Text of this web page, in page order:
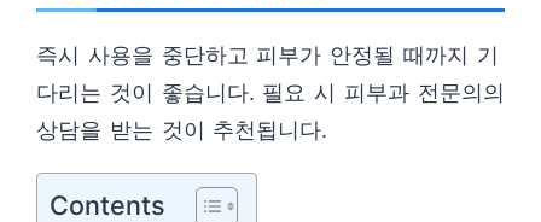
즉시 사용을 중단하고 피부가 안정될 때까지 기
다리는 것이 좋습니다. 필요 시 피부과 전문의의
상담을 받는 것이 추천됩니다.
Contents